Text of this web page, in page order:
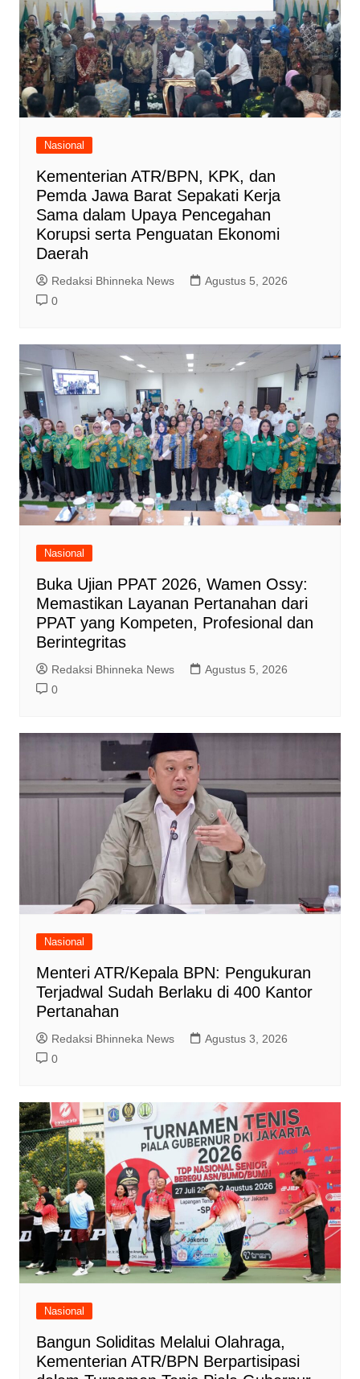
Nasional
Kementerian ATR/BPN, KPK, dan
Pemda Jawa Barat Sepakati Kerja
Sama dalam Upaya Pencegahan
Korupsi serta Penguatan Ekonomi
Daerah
Redaksi Bhinneka News
Agustus 5, 2026
0
Nasional
Buka Ujian PPAT 2026, Wamen Ossy:
Memastikan Layanan Pertanahan dari
PPAT yang Kompeten, Profesional dan
Berintegritas
Redaksi Bhinneka News
Agustus 5, 2026
0
Nasional
Menteri ATR/Kepala BPN: Pengukuran
Terjadwal Sudah Berlaku di 400 Kantor
Pertanahan
Redaksi Bhinneka News
Agustus 3, 2026
0
Nasional
Bangun Soliditas Melalui Olahraga,
Kementerian ATR/BPN Berpartisipasi